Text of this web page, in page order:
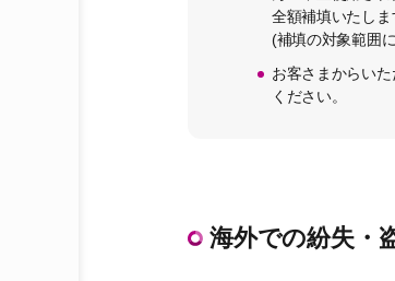
全額補填いたしま
(補填の対象範囲
お客さまからい
ください。
海外での紛失・